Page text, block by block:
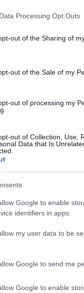
Processing Opt Outs
out of the Sharing of
out of the Sale of my
out of processing my
out of Collection, Use,
Data that Is
Google to enable
identifiers in apps.
my user data to be
Google to send me
Google to enable